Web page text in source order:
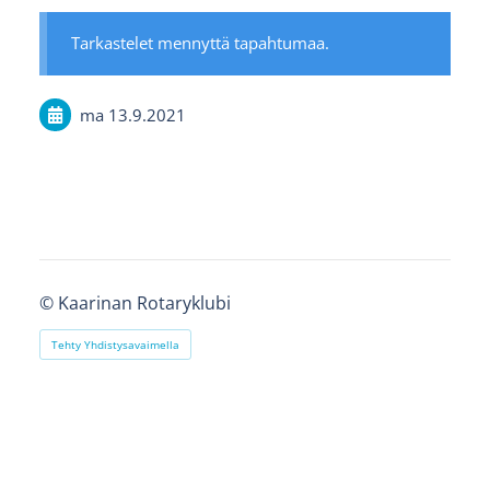
Tarkastelet mennyttä tapahtumaa.
ma 13.9.2021
© Kaarinan Rotaryklubi
Tehty Yhdistysavaimella